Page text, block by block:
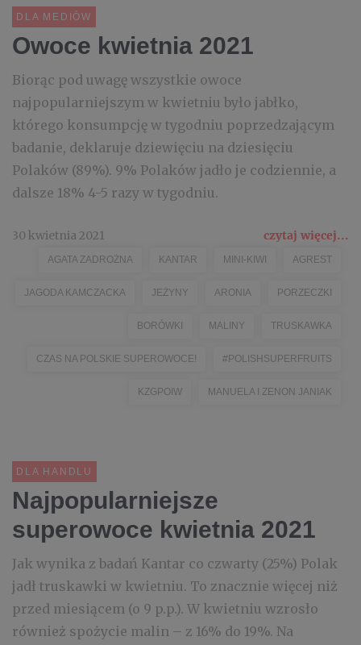
DLA MEDIÓW
Owoce kwietnia 2021
Biorąc pod uwagę wszystkie owoce
najpopularniejszym w kwietniu było jabłko,
którego konsumpcję w tygodniu poprzedzającym
badanie, deklaruje dziewięciu na dziesięciu
Polaków (89%). 9% Polaków jadło je codziennie, a
dalsze 18% 4-5 razy w tygodniu.
30 kwietnia 2021 czytaj więcej...
AGATA ZADROŻNA KANTAR MINI-KIWI AGREST
JAGODA KAMCZACKA JEŻYNY ARONIA PORZECZKI
BORÓWKI MALINY TRUSKAWKA
CZAS NA POLSKIE SUPEROWOCE! #POLISHSUPERFRUITS
KZGPOIW MANUELA I ZENON JANIAK
DLA HANDLU
Najpopularniejsze
superowoce kwietnia 2021
Jak wynika z badań Kantar co czwarty (25%) Polak
jadł truskawki w kwietniu. To znacznie więcej niż
przed miesiącem (o 9 p.p.). W kwietniu wzrosło
również spożycie malin – z 16% do 19%. Na